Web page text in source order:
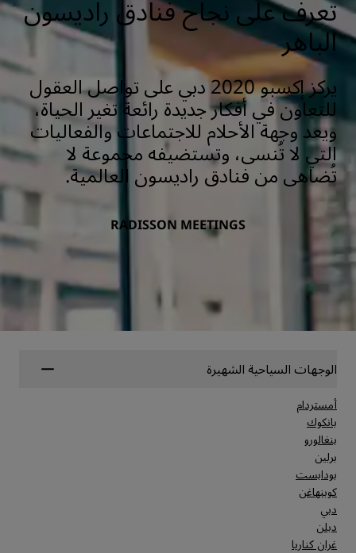
تعرف على نجاح فنادق راديسون
الباهر
يركز إكسبو 2020 دبي على تواصل العقول
للتعاون في أفكار جديدة رائعة تغير الحياة،
ويعد وجهة الأحلام للاجتماعات والفعاليات
التي لا تُنسى، وتستضيفه مجموعة لا
تُضاهى من فنادق راديسون العالمية.
RADISSON MEETINGS
الوجهات السياحية الشهيرة
أمستردام
بانكوك
بنغالورو
برلين
بودابست
كوبنهاغن
دبي
دبلن
غران كناريا